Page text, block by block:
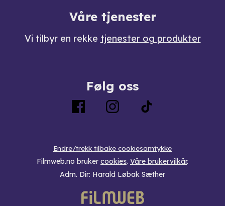
Våre tjenester
Vi tilbyr en rekke tjenester og produkter
Følg oss
Endre/trekk tilbake cookiesamtykke
Filmweb.no bruker cookies. Våre brukervilkår.
Adm. Dir: Harald Løbak Sæther